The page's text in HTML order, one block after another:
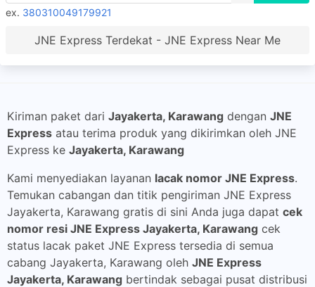
ex. 380310049179921
JNE Express Terdekat - JNE Express Near Me
Kiriman paket dari Jayakerta, Karawang dengan JNE
Express atau terima produk yang dikirimkan oleh JNE
Express ke Jayakerta, Karawang
Kami menyediakan layanan lacak nomor JNE Express.
Temukan cabangan dan titik pengiriman JNE Express
Jayakerta, Karawang gratis di sini Anda juga dapat cek
nomor resi JNE Express Jayakerta, Karawang cek
status lacak paket JNE Express tersedia di semua
cabang Jayakerta, Karawang oleh JNE Express
Jayakerta, Karawang bertindak sebagai pusat distribusi